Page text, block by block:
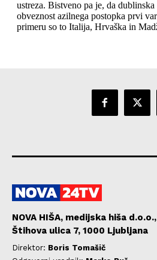
NOVA HIŠA, medijska hiša d.o.o.,
Štihova ulica 7, 1000 Ljubljana
Direktor: Boris Tomašič